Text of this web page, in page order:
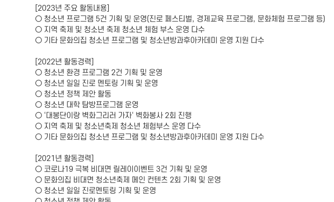
[2023년 주요 활동내용]
○ 청소년 프로그램 5건 기획 및 운영(진로 페스티벌, 경제교육 프로그램, 문화체험 프로그램 등)
○ 지역 축제 및 청소년 축제 청소년 체험 부스 운영 다수
○ 기타 문화의집 청소년 프로그램 및 청소년방과후아카데미 운영 지원 다수
[2022년 활동경력]
○ 청소년 환경 프로그램 2건 기획 및 운영
○ 청소년 일일 진로 멘토링 기획 및 운영
○ 청소년 정책 제안 활동
○ 청소년 대학 탐방프로그램 운영
○ ‘대봉단이랑 벽화그리러 가자‘ 벽화봉사 2회 진행
○ 지역 축제 및 청소년축제 청소년 체험부스 운영 다수
○ 기타 문화의집 청소년 프로그램 및 청소년방과후아카데미 운영 지원 다수
[2021년 활동경력]
○ 코로나19 극복 비대면 릴레이이벤트 3건 기획 및 운영
○ 문화의집 비대면 청소년축제 메인 컨텐츠 2회 기획 및 운영
○ 청소년 일일 진로멘토링 기획 및 운영